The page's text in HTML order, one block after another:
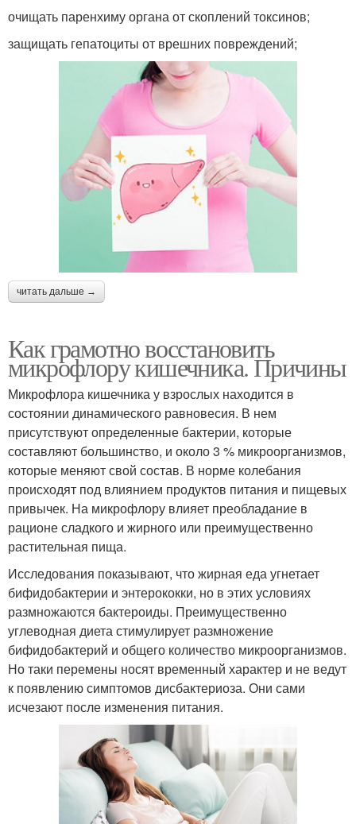
очищать паренхиму органа от скоплений токсинов;
защищать гепатоциты от врешних повреждений;
читать дальше →
Как грамотно восстановить
микрофлору кишечника. Причины
Микрофлора кишечника у взрослых находится в
состоянии динамического равновесия. В нем
присутствуют определенные бактерии, которые
составляют большинство, и около 3 % микроорганизмов,
которые меняют свой состав. В норме колебания
происходят под влиянием продуктов питания и пищевых
привычек. На микрофлору влияет преобладание в
рационе сладкого и жирного или преимущественно
растительная пища.
Исследования показывают, что жирная еда угнетает
бифидобактерии и энтерококки, но в этих условиях
размножаются бактероиды. Преимущественно
углеводная диета стимулирует размножение
бифидобактерий и общего количество микроорганизмов.
Но таки перемены носят временный характер и не ведут
к появлению симптомов дисбактериоза. Они сами
исчезают после изменения питания.